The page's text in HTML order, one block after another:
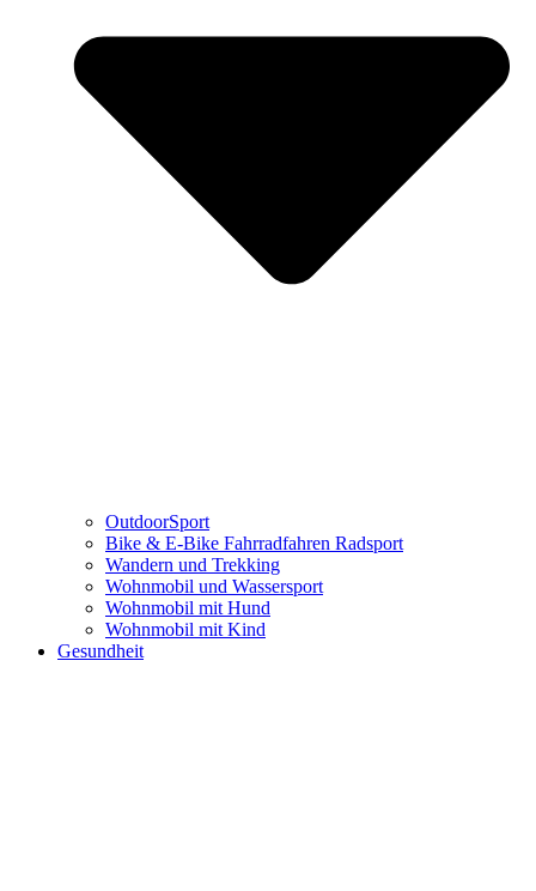
OutdoorSport
Bike & E-Bike Fahrradfahren Radsport
Wandern und Trekking
Wohnmobil und Wassersport
Wohnmobil mit Hund
Wohnmobil mit Kind
Gesundheit